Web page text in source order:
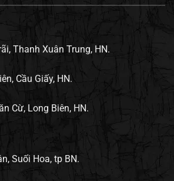
Thanh Xuân Trung, HN.
Cầu Giấy, HN.
Cừ, Long Biên, HN.
Suối Hoa, tp BN.